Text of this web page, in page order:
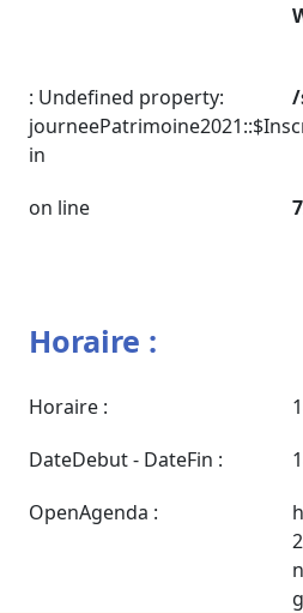
: Undefined property:
in
/
on line
Horaire :
Horaire :
DateDebut - DateFin :
OpenAgenda :